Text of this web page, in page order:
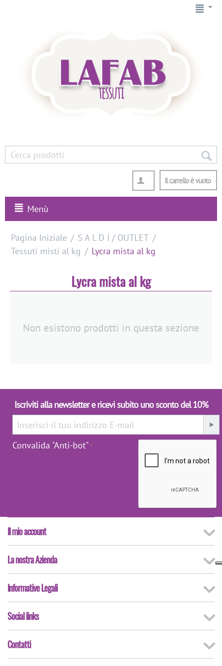
Il carrello è vuoto
Menù
Pagina Iniziale / S A L D I / OUTLET /
Tessuti misti al kg / Lycra mista al kg
Lycra mista al kg
Non esistono prodotti in questa sezione
Iscriviti alla newsletter e ricevi subito uno sconto del 10%
Convalida "Anti-bot"
Il mio account
La nostra Azienda
Informative Legali
Social links
Contatti